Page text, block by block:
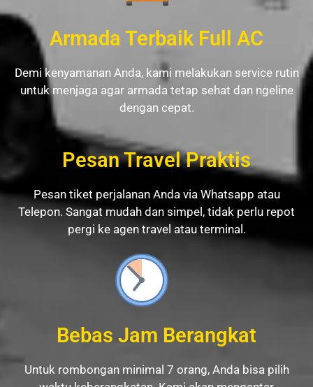
Armada Terbaik Full AC
Demi kenyamanan Anda, kami melakukan service rutin
untuk menjaga agar armada tetap sehat dan ngeline
dengan cepat.
Pesan Travel Praktis
Pesan tiket perjalanan Anda via Whatsapp atau
Telepon. Sangat mudah dan simpel, tidak perlu repot
pergi ke agen travel atau terminal.
Bebas Jam Berangkat
Untuk rombongan minimal 7 orang, Anda bisa pilih